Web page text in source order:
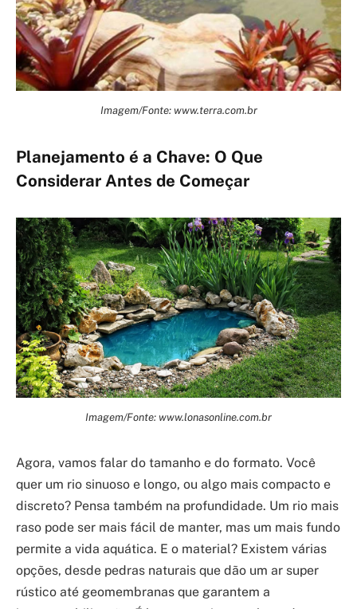
Imagem/Fonte: www.terra.com.br
Planejamento é a Chave: O Que
Considerar Antes de Começar
Imagem/Fonte: www.lonasonline.com.br
Agora, vamos falar do tamanho e do formato. Você
quer um rio sinuoso e longo, ou algo mais compacto e
discreto? Pensa também na profundidade. Um rio mais
raso pode ser mais fácil de manter, mas um mais fundo
permite a vida aquática. E o material? Existem várias
opções, desde pedras naturais que dão um ar super
rústico até geomembranas que garantem a